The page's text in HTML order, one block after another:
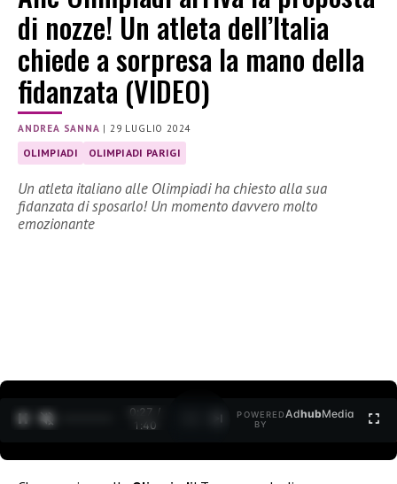
di nozze! Un atleta dell’Italia
chiede a sorpresa la mano della
fidanzata (VIDEO)
ANDREA SANNA |29 LUGLIO 2024
OLIMPIADI OLIMPIADI PARIGI
Un atleta italiano alle Olimpiadi ha chiesto alla sua
fidanzata di sposarlo! Un momento davvero molto
emozionante
0:29 /
1:40
POWERED
BY
AdhubMedia